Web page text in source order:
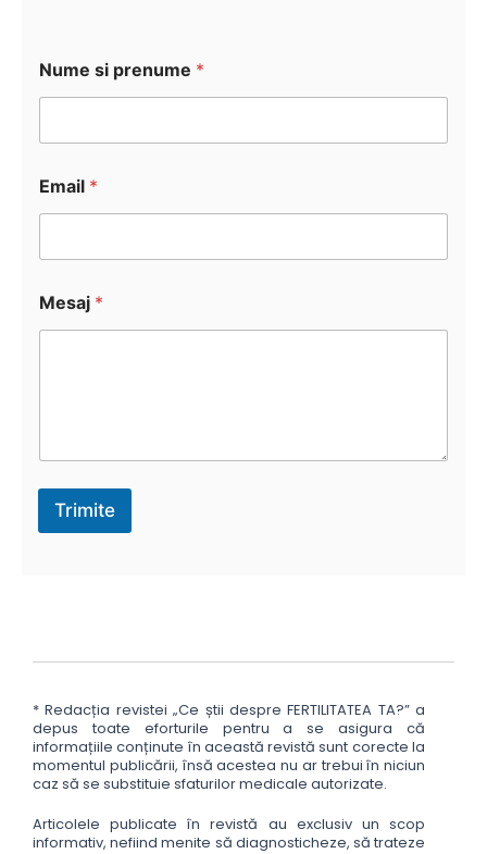
Nume si prenume *
i
p
e
u
m
e
Email *
Mesaj *
Trimite
* Redacția revistei „Ce știi despre FERTILITATEA TA?” a
depus toate eforturile pentru a se asigura că
informațiile conținute în această revistă sunt corecte la
momentul publicării, însă acestea nu ar trebui în niciun
caz să se substituie sfaturilor medicale autorizate.
Articolele publicate în revistă au exclusiv un scop
informativ, nefiind menite să diagnosticheze, să trateze